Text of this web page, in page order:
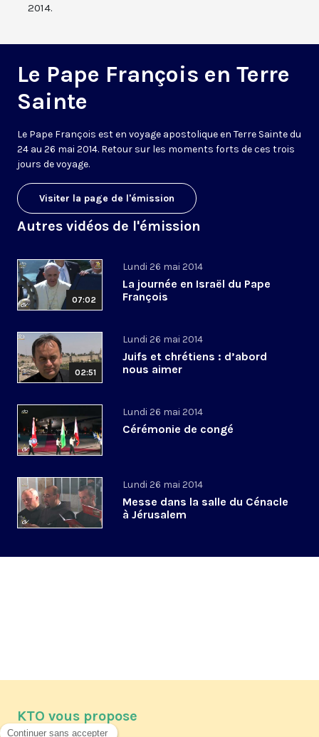
2014.
Le Pape François en Terre
Sainte
Le Pape François est en voyage apostolique en Terre Sainte du
24 au 26 mai 2014. Retour sur les moments forts de ces trois
jours de voyage.
Visiter la page de l'émission
Autres vidéos de l'émission
07:02
Lundi 26 mai 2014
La journée en Israël du Pape
François
02:51
Lundi 26 mai 2014
Juifs et chrétiens : d’abord
nous aimer
Lundi 26 mai 2014
Cérémonie de congé
Lundi 26 mai 2014
Messe dans la salle du Cénacle
à Jérusalem
KTO vous propose